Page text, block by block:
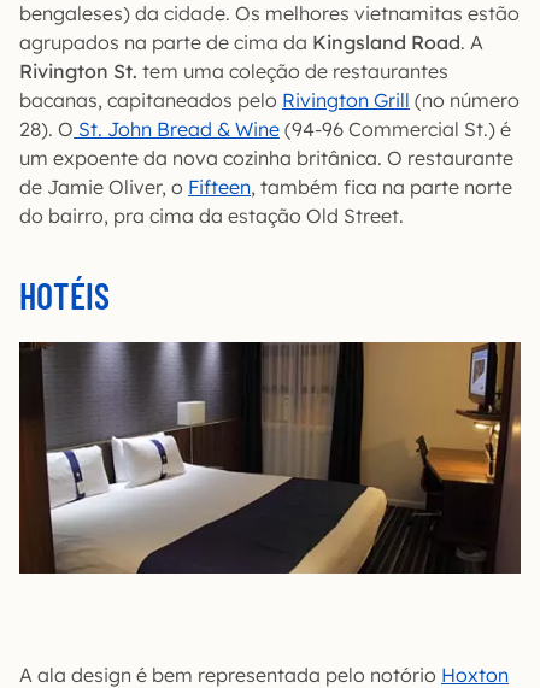
bengaleses) da cidade. Os melhores vietnamitas estão
agrupados na parte de cima da Kingsland Road. A
Rivington St. tem uma coleção de restaurantes
bacanas, capitaneados pelo Rivington Grill (no número
28). O St. John Bread & Wine (94-96 Commercial St.) é
um expoente da nova cozinha britânica. O restaurante
de Jamie Oliver, o Fifteen, também fica na parte norte
do bairro, pra cima da estação Old Street.
HOTÉIS
A ala design é bem representada pelo notório Hoxton